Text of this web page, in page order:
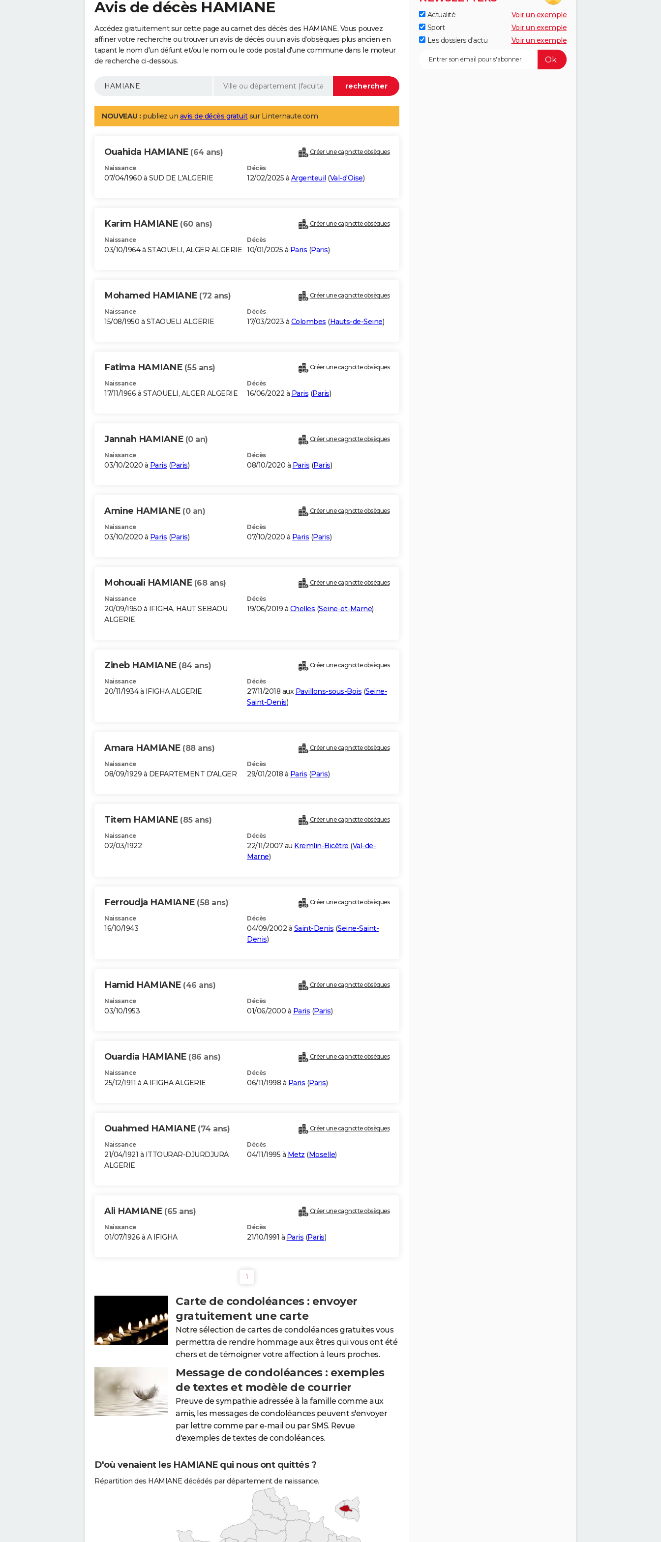
Avis de décès HAMIANE
Accédez gratuitement sur cette page au carnet des décès des HAMIANE. Vous pouvez
affiner votre recherche ou trouver un avis de décès ou un avis d'obsèques plus ancien en
tapant le nom d'un défunt et/ou le nom ou le code postal d'une commune dans le moteur
de recherche ci-dessous.
NOUVEAU : publiez un avis de décès gratuitsur Linternaute.com
Ouahida HAMIANE (64 ans) Créer une cagnotte obsèques
Naissance
07/04/1960 à SUD DE L'ALGERIE
Décès
12/02/2025 à Argenteuil (Val-d'Oise)
Karim HAMIANE (60 ans) Créer une cagnotte obsèques
Naissance
03/10/1964 à STAOUELI, ALGER ALGERIE
Décès
10/01/2025 à Paris (Paris)
Mohamed HAMIANE (72 ans) Créer une cagnotte obsèques
Naissance
15/08/1950 à STAOUELI ALGERIE
Décès
17/03/2023 à Colombes (Hauts-de-Seine)
Fatima HAMIANE (55 ans) Créer une cagnotte obsèques
Naissance
17/11/1966 à STAOUELI, ALGER ALGERIE
Décès
16/06/2022 à Paris (Paris)
Jannah HAMIANE (0 an) Créer une cagnotte obsèques
Naissance
03/10/2020 à Paris (Paris)
Décès
08/10/2020 à Paris (Paris)
Amine HAMIANE (0 an) Créer une cagnotte obsèques
Naissance
03/10/2020 à Paris (Paris)
Décès
07/10/2020 à Paris (Paris)
Mohouali HAMIANE (68 ans) Créer une cagnotte obsèques
Naissance
20/09/1950 à IFIGHA, HAUT SEBAOU
ALGERIE
Décès
19/06/2019 à Chelles (Seine-et-Marne)
Zineb HAMIANE (84 ans) Créer une cagnotte obsèques
Naissance
20/11/1934 à IFIGHA ALGERIE
Décès
27/11/2018 aux Pavillons-sous-Bois (Seine-
Saint-Denis)
Amara HAMIANE (88 ans) Créer une cagnotte obsèques
Naissance
08/09/1929 à DEPARTEMENT D'ALGER
Décès
29/01/2018 à Paris (Paris)
Titem HAMIANE (85 ans) Créer une cagnotte obsèques
Naissance
02/03/1922
Décès
22/11/2007 au Kremlin-Bicêtre (Val-de-
Marne)
Ferroudja HAMIANE (58 ans) Créer une cagnotte obsèques
Naissance
16/10/1943
Décès
04/09/2002 à Saint-Denis (Seine-Saint-
Denis)
Hamid HAMIANE (46 ans) Créer une cagnotte obsèques
Naissance
03/10/1953
Décès
01/06/2000 à Paris (Paris)
Ouardia HAMIANE (86 ans) Créer une cagnotte obsèques
Naissance
25/12/1911 à A IFIGHA ALGERIE
Décès
06/11/1998 à Paris (Paris)
Ouahmed HAMIANE (74 ans) Créer une cagnotte obsèques
Naissance
21/04/1921 à ITTOURAR-DJURDJURA
ALGERIE
Décès
04/11/1995 à Metz (Moselle)
Ali HAMIANE (65 ans) Créer une cagnotte obsèques
Naissance
01/07/1926 à A IFIGHA
Décès
21/10/1991 à Paris (Paris)
1
Carte de condoléances : envoyer
gratuitement une carte
Notre sélection de cartes de condoléances gratuites vous
permettra de rendre hommage aux êtres qui vous ont été
chers et de témoigner votre affection à leurs proches.
Message de condoléances : exemples
de textes et modèle de courrier
Preuve de sympathie adressée à la famille comme aux
amis, les messages de condoléances peuvent s'envoyer
par lettre comme par e-mail ou par SMS. Revue
d'exemples de textes de condoléances.
D'où venaient les HAMIANE qui nous ont quittés ?
Répartition des HAMIANE décédés par département de naissance.
Actualité
Voir un exemple
Sport
Voir un exemple
Les dossiers d'actu
Voir un exemple